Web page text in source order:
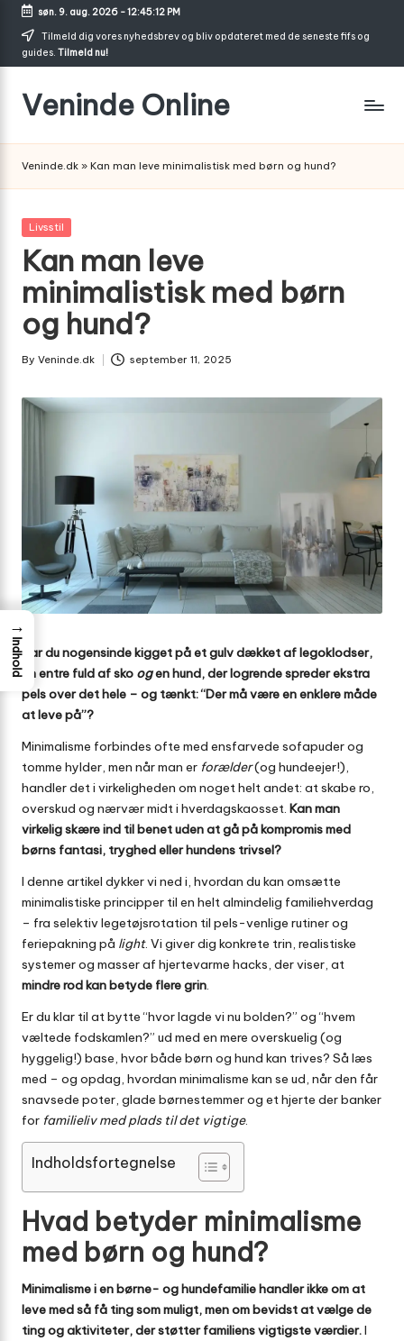
Skip
søn. 9. aug. 2026-12:45:13 PM
Tilmeld dig vores nyhedsbrev og bliv opdateret med de seneste fifs og
guides. Tilmeld nu!
Veninde Online
inspiration
Veninde.dk » Kan man leve minimalistisk med børn og hund?
Posted
Livsstil
Kan man leve
minimalistisk med børn
og hund?
Posted
By Veninde.dk september 11, 2025
Har du nogensinde kigget på et gulv dækket af legoklodser,
en entre fuld af sko ogen hund, der logrende spreder ekstra
pels over det hele – og tænkt: “Der må være en enklere måde
at leve på”?
Minimalisme forbindes ofte med ensfarvede sofapuder og
tomme hylder, men når man er forælder(og hundeejer!),
handler det i virkeligheden om noget helt andet: at skabe ro,
overskud og nærvær midt i hverdagskaosset. Kan man
virkelig skære ind til benet uden at gå på kompromis med
børns fantasi, tryghed eller hundens trivsel?
I denne artikel dykker vi ned i, hvordan du kan omsætte
minimalistiske principper til en helt almindelig familiehverdag
– fra selektiv legetøjsrotation til pels-venlige rutiner og
feriepakning på light. Vi giver dig konkrete trin, realistiske
systemer og masser af hjertevarme hacks, der viser, at
mindre rod kan betyde flere grin.
Er du klar til at bytte “hvor lagde vi nu bolden?” og “hvem
væltede fodskamlen?” ud med en mere overskuelig (og
hyggelig!) base, hvor både børn og hund kan trives? Så læs
med – og opdag, hvordan minimalisme kan se ud, når den får
snavsede poter, glade børnestemmer og et hjerte der banker
for familieliv med plads til det vigtige.
Indholdsfortegnelse
Hvad betyder minimalisme
med børn og hund?
Minimalisme i en børne- og hundefamilie handler ikke om at
leve med så få ting som muligt, men om bevidst at vælge de
ting og aktiviteter, der støtter familiens vigtigste værdier.I
→
Indhold